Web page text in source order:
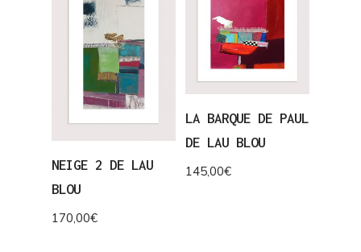
NEIGE 2 DE LAU
BLOU
170,00€
LA BARQUE DE PAUL
DE LAU BLOU
145,00€